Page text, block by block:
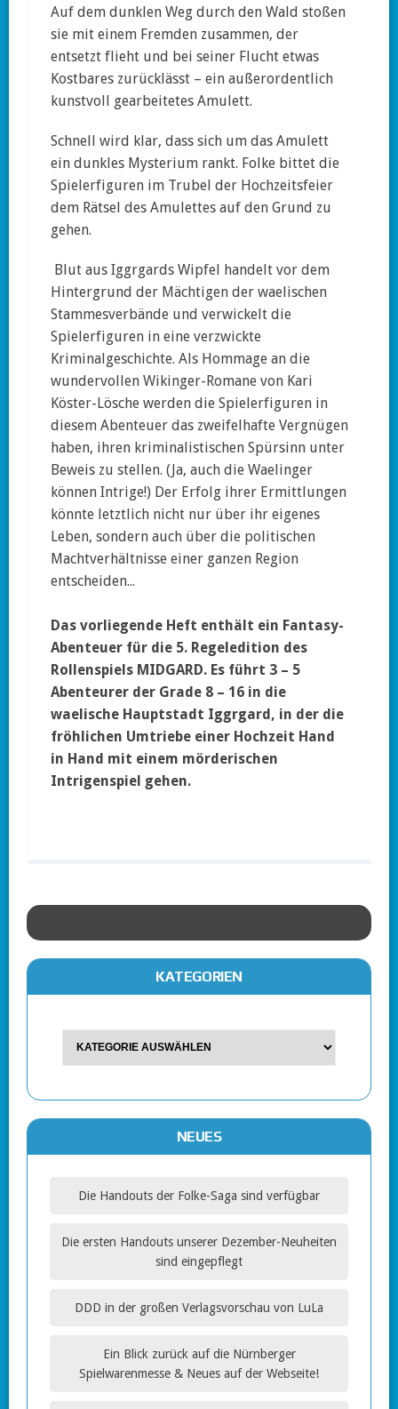
Auf dem dunklen Weg durch den Wald stoßen
sie mit einem Fremden zusammen, der
entsetzt flieht und bei seiner Flucht etwas
Kostbares zurücklässt – ein außerordentlich
kunstvoll gearbeitetes Amulett.
Schnell wird klar, dass sich um das Amulett
ein dunkles Mysterium rankt. Folke bittet die
Spielerfiguren im Trubel der Hochzeitsfeier
dem Rätsel des Amulettes auf den Grund zu
gehen.
Blut aus Iggrgards Wipfel handelt vor dem
Hintergrund der Mächtigen der waelischen
Stammesverbände und verwickelt die
Spielerfiguren in eine verzwickte
Kriminalgeschichte. Als Hommage an die
wundervollen Wikinger-Romane von Kari
Köster-Lösche werden die Spielerfiguren in
diesem Abenteuer das zweifelhafte Vergnügen
haben, ihren kriminalistischen Spürsinn unter
Beweis zu stellen. (Ja, auch die Waelinger
können Intrige!) Der Erfolg ihrer Ermittlungen
könnte letztlich nicht nur über ihr eigenes
Leben, sondern auch über die politischen
Machtverhältnisse einer ganzen Region
entscheiden...
Das vorliegende Heft enthält ein Fantasy-
Abenteuer für die 5. Regeledition des
Rollenspiels MIDGARD. Es führt 3 – 5
Abenteurer der Grade 8 – 16 in die
waelische Hauptstadt Iggrgard, in der die
fröhlichen Umtriebe einer Hochzeit Hand
in Hand mit einem mörderischen
Intrigenspiel gehen.
KATEGORIEN
NEUES
Die Handouts der Folke-Saga sind verfügbar
Die ersten Handouts unserer Dezember-Neuheiten
sind eingepflegt
DDD in der großen Verlagsvorschau von LuLa
Ein Blick zurück auf die Nürnberger
Spielwarenmesse & Neues auf der Webseite!